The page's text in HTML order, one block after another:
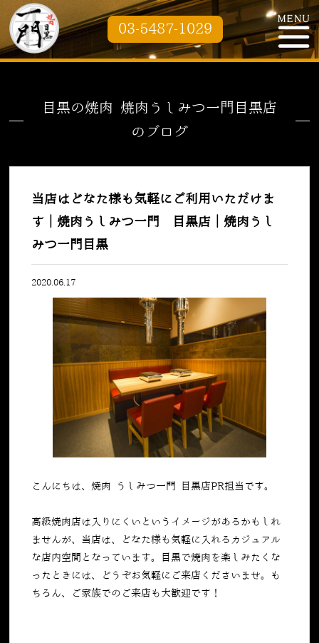
03-5487-1029
目黒の焼肉 焼肉うしみつ一門目黒店
のブログ
当店はどなた様も気軽にご利用いただけま
す｜焼肉うしみつ一門 目黒店｜焼肉うし
みつ一門目黒
2020.06.17
こんにちは、焼肉 うしみつ一門 目黒店PR担当です。
高級焼肉店は入りにくいというイメージがあるかもしれ
ませんが、当店は、どなた様も気軽に入れるカジュアル
な店内空間となっています。目黒で焼肉を楽しみたくな
ったときには、どうぞお気軽にご来店くださいませ。も
ちろん、ご家族でのご来店も大歓迎です！